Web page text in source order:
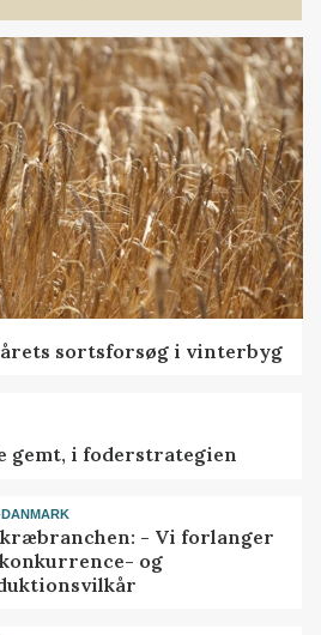
årets sortsforsøg i vinterbyg
gemt, i foderstrategien
- Vi forlanger
og